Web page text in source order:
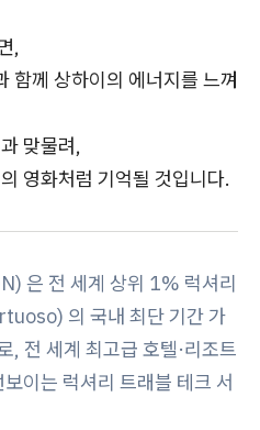
,
함께 상하이의 에너지를 느껴
맞물려,
영화처럼 기억될 것입니다.
은 전 세계 상위 1% 럭셔리
의 국내 최단 기간 가
, 전 세계 최고급 호텔·리조트
이는 럭셔리 트래블 테크 서